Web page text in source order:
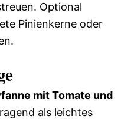
Optional
Pinienkerne oder
mit Tomate und
als leichtes